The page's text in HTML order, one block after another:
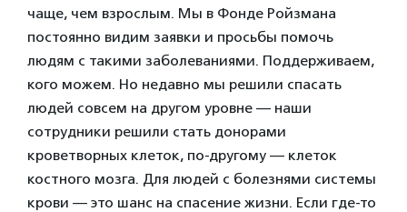
чаще, чем взрослым. Мы в Фонде Ройзмана
постоянно видим заявки и просьбы помочь
людям с такими заболеваниями. Поддерживаем,
кого можем. Но недавно мы решили спасать
людей совсем на другом уровне — наши
сотрудники решили стать донорами
кроветворных клеток, по-другому — клеток
костного мозга. Для людей с болезнями системы
крови — это шанс на спасение жизни. Если где-то